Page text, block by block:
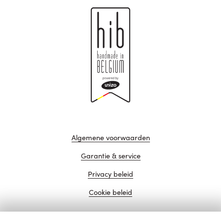
Algemene voorwaarden
Garantie & service
Privacy beleid
Cookie beleid